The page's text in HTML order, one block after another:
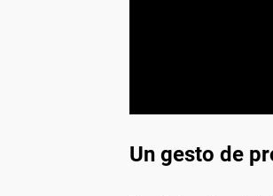
Un gesto de